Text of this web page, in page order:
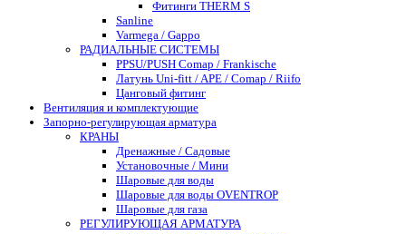
Фитинги THERM S
Sanline
Varmega / Gappo
РАДИАЛЬНЫЕ СИСТЕМЫ
PPSU/PUSH Comap / Frankische
Латунь Uni-fitt / APE / Comap / Riifo
Цанговый фитинг
Вентиляция и комплектующие
Запорно-регулирующая арматура
КРАНЫ
Дренажные / Садовые
Установочные / Мини
Шаровые для воды
Шаровые для воды OVENTROP
Шаровые для газа
РЕГУЛИРУЮЩАЯ АРМАТУРА